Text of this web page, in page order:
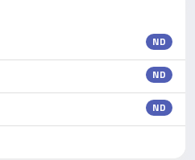
ND
ND
ND